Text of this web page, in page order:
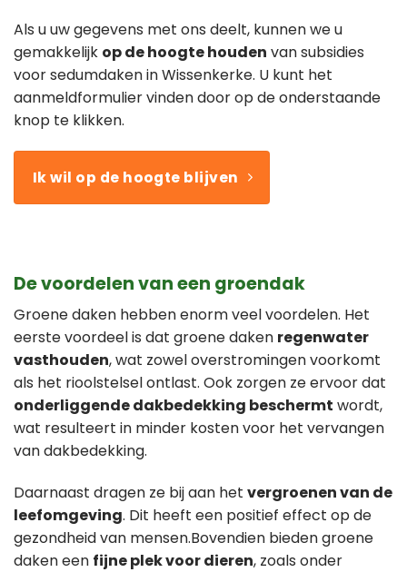
Als u uw gegevens met ons deelt, kunnen we u
gemakkelijk op de hoogte houden van subsidies
voor sedumdaken in Wissenkerke. U kunt het
aanmeldformulier vinden door op de onderstaande
knop te klikken.
Ik wil op de hoogte blijven
De voordelen van een groendak
Groene daken hebben enorm veel voordelen. Het
eerste voordeel is dat groene daken regenwater
vasthouden, wat zowel overstromingen voorkomt
als het rioolstelsel ontlast. Ook zorgen ze ervoor dat
onderliggende dakbedekking beschermt wordt,
wat resulteert in minder kosten voor het vervangen
van dakbedekking.
Daarnaast dragen ze bij aan het vergroenen van de
leefomgeving. Dit heeft een positief effect op de
gezondheid van mensen.Bovendien bieden groene
daken een fijne plek voor dieren, zoals onder